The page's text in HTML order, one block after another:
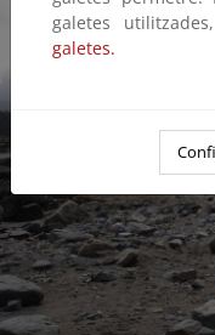
galetes
galetes.